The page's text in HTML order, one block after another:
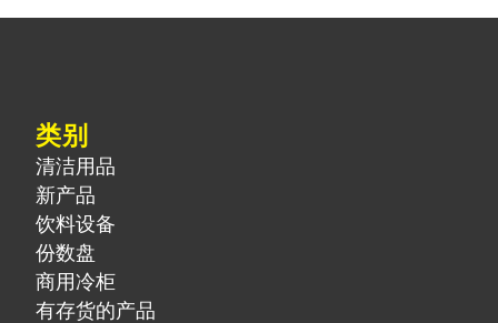
类别
清洁用品
新产品
饮料设备
份数盘
商用冷柜
有存货的产品